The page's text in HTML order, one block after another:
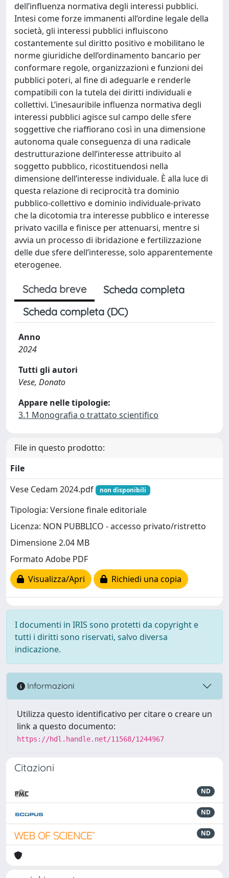
dell’influenza normativa degli interessi pubblici.
Intesi come forze immanenti all’ordine legale della
società, gli interessi pubblici influiscono
costantemente sul diritto positivo e mobilitano le
norme giuridiche dell’ordinamento bancario per
conformare regole, organizzazioni e funzioni dei
pubblici poteri, al fine di adeguarle e renderle
compatibili con la tutela dei diritti individuali e
collettivi. L’inesauribile influenza normativa degli
interessi pubblici agisce sul campo delle sfere
soggettive che riaffiorano così in una dimensione
autonoma quale conseguenza di una radicale
destrutturazione dell’interesse attribuito al
soggetto pubblico, ricostituendosi nella
dimensione dell’interesse individuale. È alla luce di
questa relazione di reciprocità tra dominio
pubblico-collettivo e dominio individuale-privato
che la dicotomia tra interesse pubblico e interesse
privato vacilla e finisce per attenuarsi, mentre si
avvia un processo di ibridazione e fertilizzazione
delle due sfere dell’interesse, solo apparentemente
eterogenee.
Scheda breve
Scheda completa
Scheda completa (DC)
Anno
2024
Tutti gli autori
Vese, Donato
Appare nelle tipologie:
3.1 Monografia o trattato scientifico
File in questo prodotto:
File
Vese Cedam 2024.pdf
non disponibili
Tipologia: Versione finale editoriale
Licenza: NON PUBBLICO - accesso privato/ristretto
Dimensione 2.04 MB
Formato Adobe PDF
Visualizza/Apri
Richiedi una copia
I documenti in IRIS sono protetti da copyright e
tutti i diritti sono riservati, salvo diversa
indicazione.
Informazioni
Utilizza questo identificativo per citare o creare un
link a questo documento:
https://hdl.handle.net/11568/1244967
Citazioni
ND
ND
ND